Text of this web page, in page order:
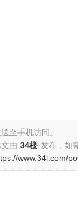
至手机访问。
由 34楼 发布，如
www.34l.com/